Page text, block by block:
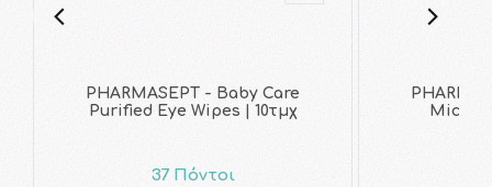
PHARMASEPT - Baby Care
Purified Eye Wipes | 10τμχ
37 Πόντοι